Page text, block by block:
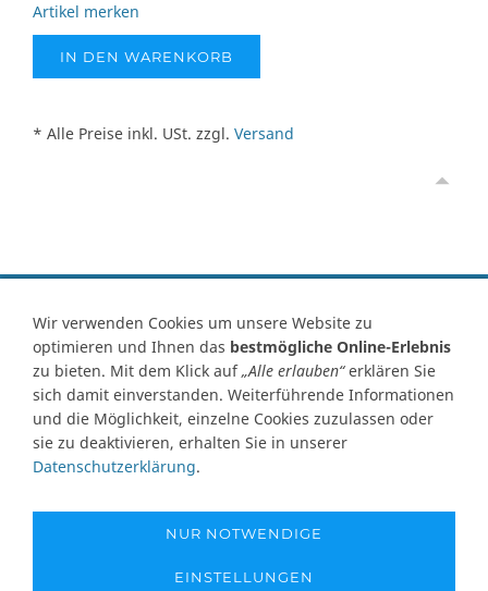
Artikel merken
IN DEN WARENKORB
* Alle Preise inkl. USt. zzgl. Versand
Vertrag widerrufen
Kontakt Ersatzteile-AnfrageZahlungsartenVersand
WiderrufsrechtWiderrufsformularAGB Datenschutz
ImpressumIhre Cookie Einstellungen
Abbildungen können von Originalware abweichen! Angabe von
technischen Daten und Lieferzeit unter Vorbehalt.
abweichen!
Wir verwenden Cookies um unsere Website zu
optimieren und Ihnen das bestmögliche Online-Erlebnis
zu bieten. Mit dem Klick auf„Alle erlauben“erklären Sie
sich damit einverstanden. Weiterführende Informationen
und die Möglichkeit, einzelne Cookies zuzulassen oder
sie zu deaktivieren, erhalten Sie in unserer
Datenschutzerklärung.
NUR NOTWENDIGE
EINSTELLUNGEN